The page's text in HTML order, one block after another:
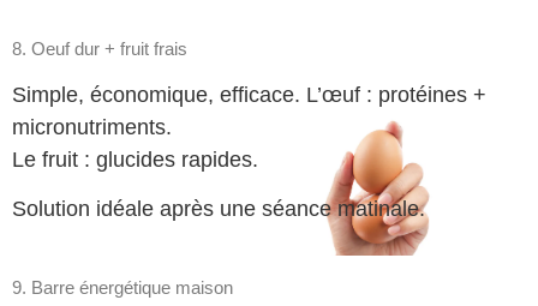
8. Oeuf dur + fruit frais
Simple, économique, efficace. L’œuf : protéines +
micronutriments.
Le fruit : glucides rapides.
Solution idéale après une séance matinale.
9. Barre énergétique maison